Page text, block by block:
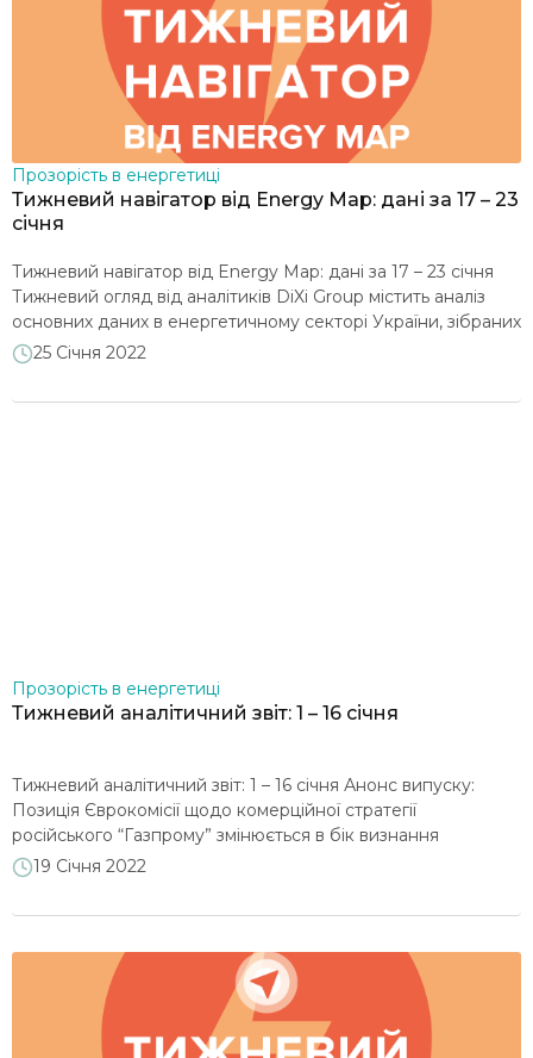
Моніторинги реформ
Відновлення і сталий розвиток
Прозорість в енергетиці
Клімат і декарбонізація
Енергетична безпека та санкції
2024 2023 2022
2019
2017 2016 2015
Прозорість в енергетиці
Тижневий навігатор від Energy Map: дані за 17 – 23
січня
Тижневий навігатор від Energy Map: дані за 17 – 23 січня
Тижневий огляд від аналітиків DiXi Group містить аналіз
основних даних в енергетичному секторі України, зібраних
на порталі Energy Map. Тиждень характеризувався
зменшення середньодобової температури. Обсяг
25 Січня 2022
Прозорість в енергетиці
Тижневий аналітичний звіт: 1 – 16 січня
Тижневий аналітичний звіт: 1 – 16 січня Анонс випуску:
Позиція Єврокомісії щодо комерційної стратегії
російського “Газпрому” змінюється в бік визнання
маніпуляції на ринку газу… Державне регулювання в
сегментах роздрібного ринку та зобов’язання для
негативно відобразиться на галузі… Окремі державні
енергокомпанії розглядаються […]
19 Січня 2022